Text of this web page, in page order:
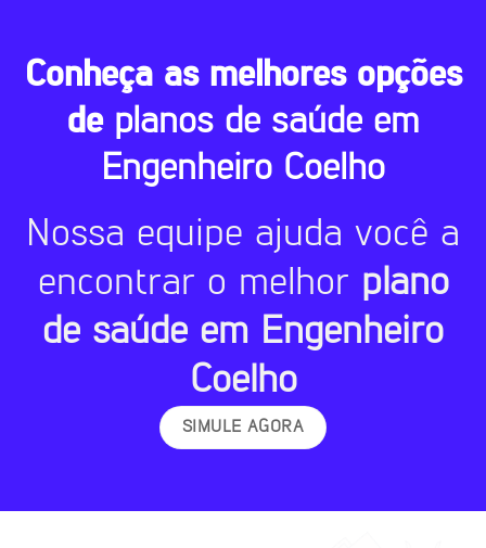
Conheça as melhores opções
de planos de saúde em
Engenheiro Coelho
Nossa equipe ajuda você a
encontrar o melhor plano
de saúde em Engenheiro
Coelho
SIMULE AGORA